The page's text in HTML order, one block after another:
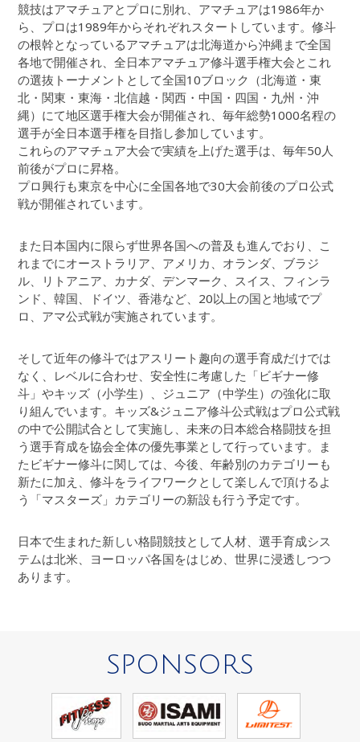
競技はアマチュアとプロに別れ、アマチュアは1986年か
ら、プロは1989年からそれぞれスタートしています。修斗
の根幹となっているアマチュアは北海道から沖縄まで全国
各地で開催され、全日本アマチュア修斗選手権大会とこれ
の選抜トーナメントとして全国10ブロック（北海道・東
北・関東・東海・北信越・関西・中国・四国・九州・沖
縄）にて地区選手権大会が開催され、毎年総勢1000名程の
選手が全日本選手権を目指し参加しています。
これらのアマチュア大会で実績を上げた選手は、毎年50人
前後がプロに昇格。
プロ興行も東京を中心に全国各地で30大会前後のプロ公式
戦が開催されています。
また日本国内に限らず世界各国への普及も進んでおり、こ
れまでにオーストラリア、アメリカ、オランダ、ブラジ
ル、リトアニア、カナダ、デンマーク、スイス、フィンラ
ンド、韓国、ドイツ、香港など、20以上の国と地域でプ
ロ、アマ公式戦が実施されています。
そして近年の修斗ではアスリート趣向の選手育成だけでは
なく、レベルに合わせ、安全性に考慮した「ビギナー修
斗」やキッズ（小学生）、ジュニア（中学生）の強化に取
り組んでいます。キッズ&ジュニア修斗公式戦はプロ公式戦
の中で公開試合として実施し、未来の日本総合格闘技を担
う選手育成を協会全体の優先事業として行っています。ま
たビギナー修斗に関しては、今後、年齢別のカテゴリーも
新たに加え、修斗をライフワークとして楽しんで頂けるよ
う「マスターズ」カテゴリーの新設も行う予定です。
日本で生まれた新しい格闘競技として人材、選手育成シス
テムは北米、ヨーロッパ各国をはじめ、世界に浸透しつつ
あります。
SPONSORS